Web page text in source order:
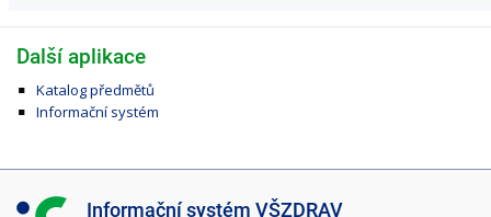
Další aplikace
Katalog předmětů
Informační systém
I Informační systém VŠZDRAV